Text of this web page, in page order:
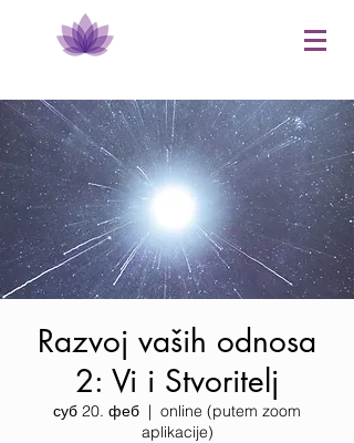
Razvoj vaših odnosa
2: Vi i Stvoritelj
суб 20. феб
  |
online (putem zoom
aplikacije)